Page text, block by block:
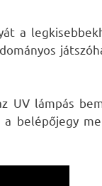
a
UV lámpás
a belépőjegy